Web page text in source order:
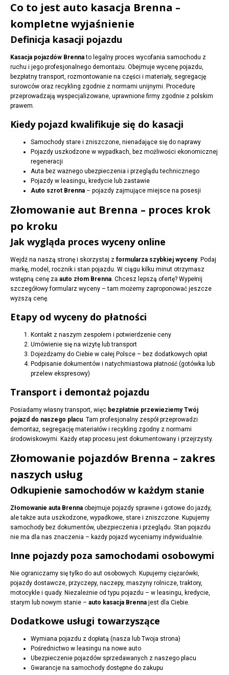
Co to jest auto kasacja Brenna –
kompletne wyjaśnienie
Definicja kasacji pojazdu
Kasacja pojazdów Brennato legalny proces wycofania samochodu z
ruchu i jego profesjonalnego demontażu. Obejmuje wycenę pojazdu,
bezpłatny transport, rozmontowanie na części i materiały, segregację
surowców oraz recykling zgodnie z normami unijnymi. Procedurę
przeprowadzają wyspecjalizowane, uprawnione firmy zgodnie z polskim
prawem.
Kiedy pojazd kwalifikuje się do kasacji
Samochody stare i zniszczone, nienadające się do naprawy
Pojazdy uszkodzone w wypadkach, bez możliwości ekonomicznej
regeneracji
Auta bez ważnego ubezpieczenia i przeglądu technicznego
Pojazdy w leasingu, kredycie lub zastawie
Auto szrot Brenna – pojazdy zajmujące miejsce na posesji
Złomowanie aut Brenna – proces krok
po kroku
Jak wygląda proces wyceny online
Wejdź na naszą stronę i skorzystaj z formularza szybkiej wyceny. Podaj
markę, model, rocznik i stan pojazdu. W ciągu kilku minut otrzymasz
wstępną cenę za auto złom Brenna. Chcesz lepszą ofertę? Wypełnij
szczegółowy formularz wyceny – tam możemy zaproponować jeszcze
wyższą cenę.
Etapy od wyceny do płatności
Kontakt z naszym zespołem i potwierdzenie ceny
Umówienie się na wizytę lub transport
Dojeżdżamy do Ciebie w całej Polsce – bez dodatkowych opłat
Podpisanie dokumentów i natychmiastowa płatność (gotówka lub
przelew ekspresowy)
Transport i demontaż pojazdu
Posiadamy własny transport, więc bezpłatnie przewieziemy Twój
pojazd do naszego placu. Tam profesjonalny zespół przeprowadzi
demontaż, segregację materiałów i recykling zgodny z normami
środowiskowymi. Każdy etap procesu jest dokumentowany i przejrzysty.
Złomowanie pojazdów Brenna – zakres
naszych usług
Odkupienie samochodów w każdym stanie
Złomowanie auta Brenna obejmuje pojazdy sprawne i gotowe do jazdy,
ale także auta uszkodzone, wypadkowe, stare i zniszczone. Kupujemy
samochody bez dokumentów, ubezpieczenia i przeglądu. Stan pojazdu
nie ma dla nas znaczenia – każdy pojazd wyceniamy indywidualnie.
Inne pojazdy poza samochodami osobowymi
Nie ograniczamy się tylko do aut osobowych. Kupujemy ciężarówki,
pojazdy dostawcze, przyczepy, naczepy, maszyny rolnicze, traktory,
motocykle i quady. Niezależnie od typu pojazdu – w leasingu, kredycie,
starym lub nowym stanie – auto kasacja Brenna jest dla Ciebie.
Dodatkowe usługi towarzyszące
Wymiana pojazdu z dopłatą (nasza lub Twoja strona)
Pośrednictwo w leasingu na nowe auto
Ubezpieczenie pojazdów sprzedawanych z naszego placu
Gwarancje na samochody dostępne do zakupu